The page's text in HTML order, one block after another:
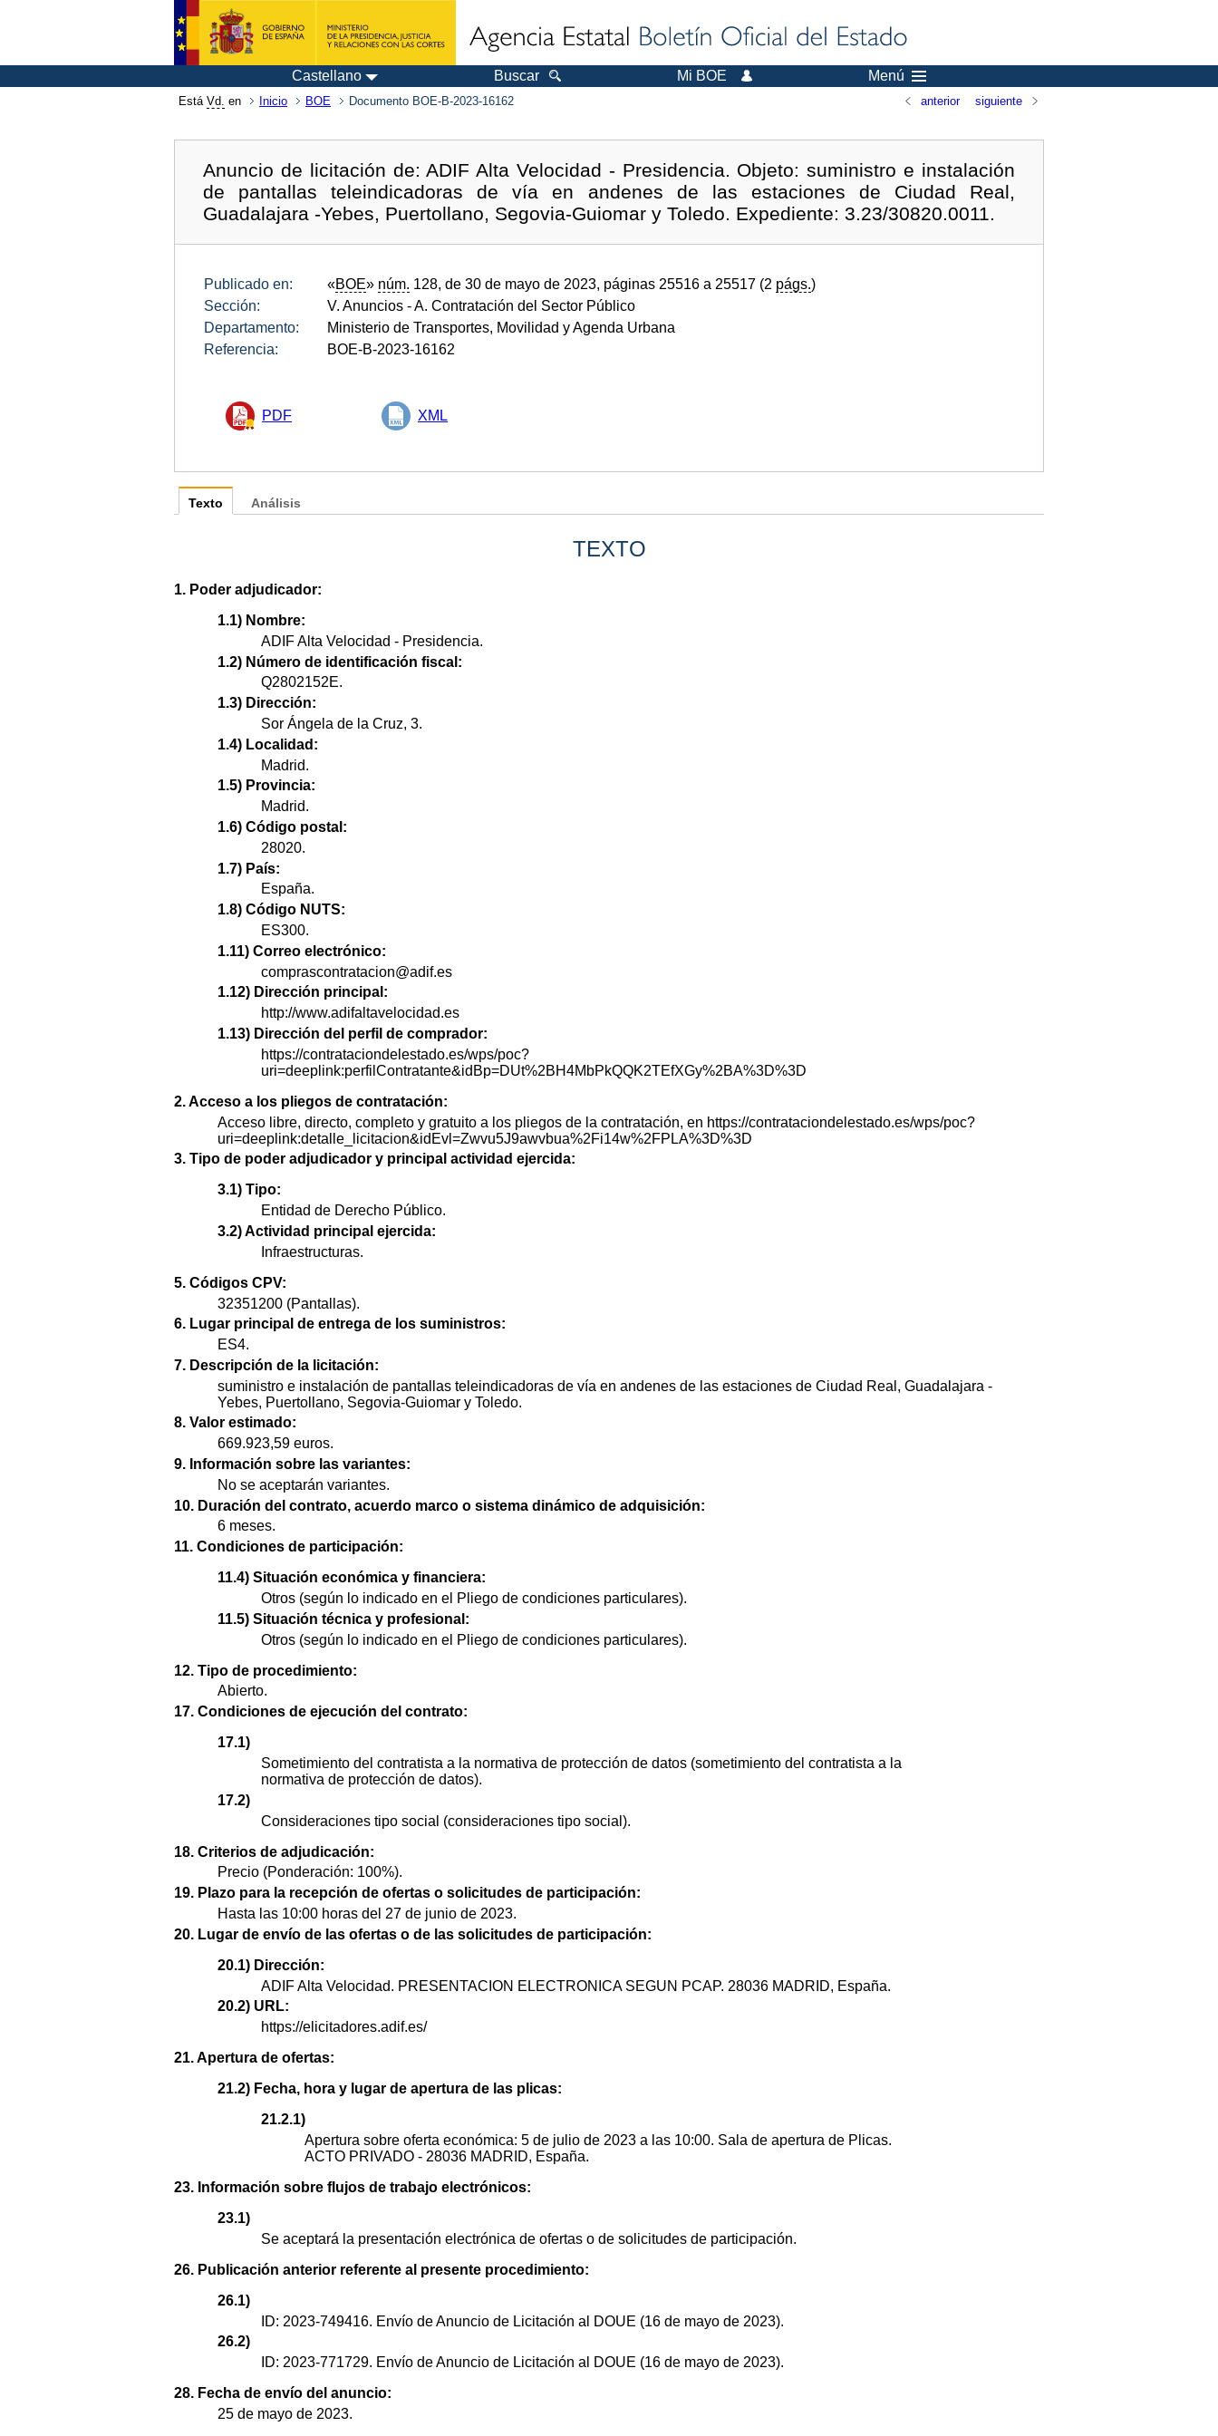
Castellano Buscar Mi BOE Menú
Está Vd. en Inicio BOE Documento BOE-B-2023-16162 anterior siguiente
Anuncio de licitación de: ADIF Alta Velocidad - Presidencia. Objeto: suministro e instalación
de pantallas teleindicadoras de vía en andenes de las estaciones de Ciudad Real,
Guadalajara -Yebes, Puertollano, Segovia-Guiomar y Toledo. Expediente: 3.23/30820.0011.
Publicado en: «BOE» núm. 128, de 30 de mayo de 2023, páginas 25516 a 25517 (2 págs.)
Sección:
V. Anuncios - A. Contratación del Sector Público
Departamento:
Ministerio de Transportes, Movilidad y Agenda Urbana
Referencia:
BOE-B-2023-16162
PDF XML
Texto
TEXTO
1. Poder adjudicador:
1.1) Nombre:
ADIF Alta Velocidad - Presidencia.
1.2) Número de identificación fiscal:
Q2802152E.
1.3) Dirección:
Sor Ángela de la Cruz, 3.
1.4) Localidad:
Madrid.
1.5) Provincia:
Madrid.
1.6) Código postal:
28020.
1.7) País:
España.
1.8) Código NUTS:
ES300.
1.11) Correo electrónico:
comprascontratacion@adif.es
1.12) Dirección principal:
http://www.adifaltavelocidad.es
1.13) Dirección del perfil de comprador:
https://contrataciondelestado.es/wps/poc?
uri=deeplink:perfilContratante&idBp=DUt%2BH4MbPkQQK2TEfXGy%2BA%3D%3D
2. Acceso a los pliegos de contratación:
Acceso libre, directo, completo y gratuito a los pliegos de la contratación, en https://contrataciondelestado.es/wps/poc?
uri=deeplink:detalle_licitacion&idEvl=Zwvu5J9awvbua%2Fi14w%2FPLA%3D%3D
3. Tipo de poder adjudicador y principal actividad ejercida:
3.1) Tipo:
Entidad de Derecho Público.
3.2) Actividad principal ejercida:
Infraestructuras.
5. Códigos CPV:
32351200 (Pantallas).
6. Lugar principal de entrega de los suministros:
ES4.
7. Descripción de la licitación:
suministro e instalación de pantallas teleindicadoras de vía en andenes de las estaciones de Ciudad Real, Guadalajara -
Yebes, Puertollano, Segovia-Guiomar y Toledo.
8. Valor estimado:
669.923,59 euros.
9. Información sobre las variantes:
No se aceptarán variantes.
10. Duración del contrato, acuerdo marco o sistema dinámico de adquisición:
6 meses.
11. Condiciones de participación:
11.4) Situación económica y financiera:
Otros (según lo indicado en el Pliego de condiciones particulares).
11.5) Situación técnica y profesional:
Otros (según lo indicado en el Pliego de condiciones particulares).
12. Tipo de procedimiento:
Abierto.
17. Condiciones de ejecución del contrato:
17.1)
Sometimiento del contratista a la normativa de protección de datos (sometimiento del contratista a la
normativa de protección de datos).
17.2)
Consideraciones tipo social (consideraciones tipo social).
18. Criterios de adjudicación:
Precio (Ponderación: 100%).
19. Plazo para la recepción de ofertas o solicitudes de participación:
Hasta las 10:00 horas del 27 de junio de 2023.
20. Lugar de envío de las ofertas o de las solicitudes de participación:
20.1) Dirección:
ADIF Alta Velocidad. PRESENTACION ELECTRONICA SEGUN PCAP. 28036 MADRID, España.
20.2) URL:
https://elicitadores.adif.es/
21. Apertura de ofertas:
21.2) Fecha, hora y lugar de apertura de las plicas:
21.2.1)
Apertura sobre oferta económica: 5 de julio de 2023 a las 10:00. Sala de apertura de Plicas.
ACTO PRIVADO - 28036 MADRID, España.
23. Información sobre flujos de trabajo electrónicos:
23.1)
Se aceptará la presentación electrónica de ofertas o de solicitudes de participación.
26. Publicación anterior referente al presente procedimiento:
26.1)
ID: 2023-749416. Envío de Anuncio de Licitación al DOUE (16 de mayo de 2023).
26.2)
ID: 2023-771729. Envío de Anuncio de Licitación al DOUE (16 de mayo de 2023).
28. Fecha de envío del anuncio:
25 de mayo de 2023.
Análisis